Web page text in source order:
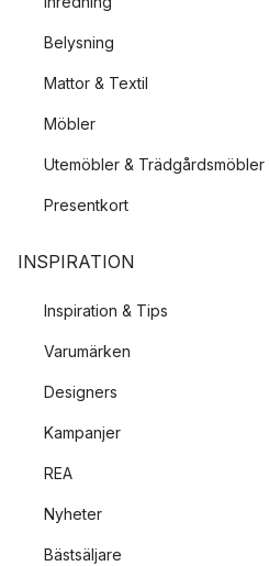
Belysning
Mattor & Textil
Möbler
Utemöbler & Trädgårdsmöbler
Presentkort
INSPIRATION
Inspiration & Tips
Varumärken
Designers
Kampanjer
REA
Nyheter
Bästsäljare